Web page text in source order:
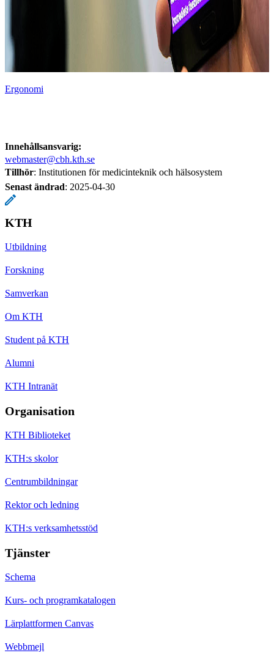
Ergonomi
Innehållsansvarig:
webmaster@cbh.kth.se
Tillhör: Institutionen för medicinteknik och hälsosystem
Senast ändrad: 2025-04-30
KTH
Utbildning
Forskning
Samverkan
Om KTH
Student på KTH
Alumni
KTH Intranät
Organisation
KTH Biblioteket
KTH:s skolor
Centrumbildningar
Rektor och ledning
KTH:s verksamhetsstöd
Tjänster
Schema
Kurs- och programkatalogen
Lärplattformen Canvas
Webbmejl